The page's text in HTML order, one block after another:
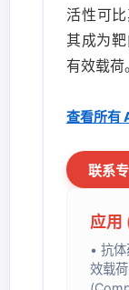
活性可
其成为
有效载荷。
查看所有
联系
应
• 抗
效载